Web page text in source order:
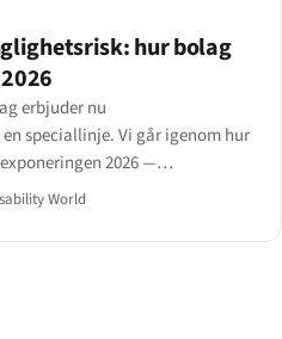
hur bolag
erbjuder nu
speciallinje. Vi går igenom hur
2026 —
premiespann och de
World